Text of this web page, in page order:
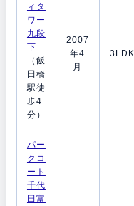
ィタ
ワー
九段
下
（飯
田橋
駅徒
歩4
分）
2007
年4
月
3LDK
パー
クコ
ート
千代
田富